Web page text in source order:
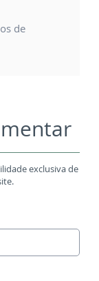
de
exclusiva de